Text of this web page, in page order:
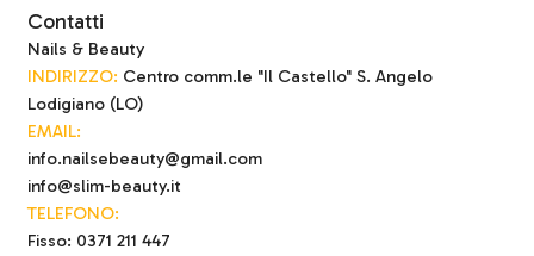
Contatti
Nails & Beauty
INDIRIZZO: Centro comm.le "Il Castello" S. Angelo
Lodigiano (LO)
EMAIL:
info.nailsebeauty@gmail.com
info@slim-beauty.it
TELEFONO:
Fisso: 0371 211 447